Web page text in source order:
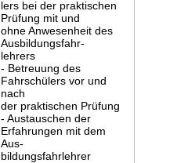
lers bei der praktischen
Prüfung mit und
ohne Anwesenheit des
Ausbildungsfahr-
lehrers
- Betreuung des
Fahrschülers vor und
nach
der praktischen Prüfung
- Austauschen der
Erfahrungen mit dem
Aus-
bildungsfahrlehrer